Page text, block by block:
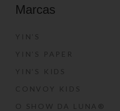
Marcas
YIN’S
YIN’S PAPER
YIN’S KIDS
CONVOY KIDS
O SHOW DA LUNA®